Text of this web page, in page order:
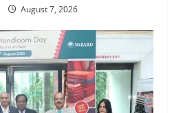
August 7, 2026